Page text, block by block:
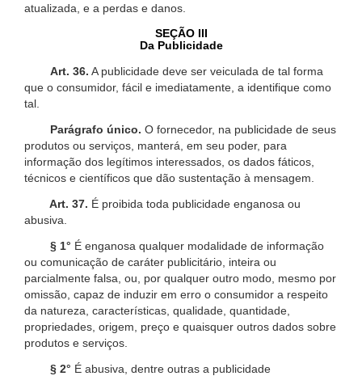
atualizada, e a perdas e danos.
SEÇÃO III
Da Publicidade
Art. 36. A publicidade deve ser veiculada de tal forma
que o consumidor, fácil e imediatamente, a identifique como
tal.
Parágrafo único. O fornecedor, na publicidade de seus
produtos ou serviços, manterá, em seu poder, para
informação dos legítimos interessados, os dados fáticos,
técnicos e científicos que dão sustentação à mensagem.
Art. 37. É proibida toda publicidade enganosa ou
abusiva.
§ 1° É enganosa qualquer modalidade de informação
ou comunicação de caráter publicitário, inteira ou
parcialmente falsa, ou, por qualquer outro modo, mesmo por
omissão, capaz de induzir em erro o consumidor a respeito
da natureza, características, qualidade, quantidade,
propriedades, origem, preço e quaisquer outros dados sobre
produtos e serviços.
§ 2° É abusiva, dentre outras a publicidade